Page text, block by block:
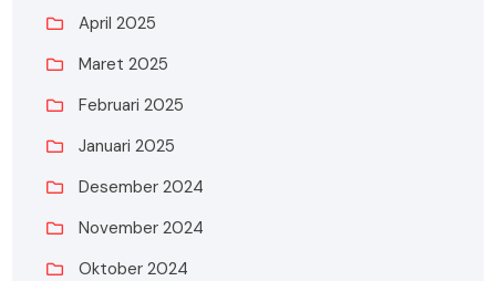
April 2025
Maret 2025
Februari 2025
Januari 2025
Desember 2024
November 2024
Oktober 2024